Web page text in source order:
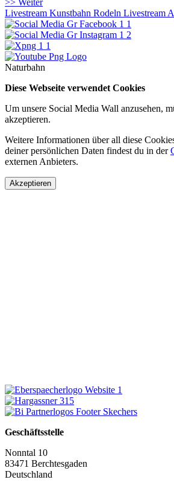
>> Weiter
Livestream Kunstbahn Rodeln Livestream
Naturbahn
Diese Webseite verwendet Cookies
Um unsere Social Media Wall anzusehen,
akzeptieren.
Weitere Informationen über all diese
deiner persönlichen Daten findest du in der
externen Anbieters.
Akzeptieren
Geschäftsstelle
Nonntal 10
83471 Berchtesgaden
Deutschland